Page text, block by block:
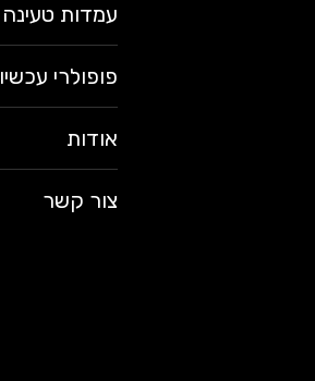
עמדות טעינה
פופולרי עכשיו
אודות
צור קשר